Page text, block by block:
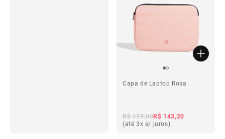
Capa de Laptop Rosa
R$ 179,00R$ 143,20
(até 3x s/ juros)